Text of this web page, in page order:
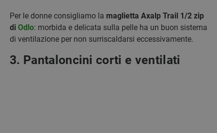
Per le donne consigliamo la maglietta Axalp Trail 1/2 zip
di Odlo: morbida e delicata sulla pelle ha un buon sistema
di ventilazione per non surriscaldarsi eccessivamente.
3. Pantaloncini corti e ventilati